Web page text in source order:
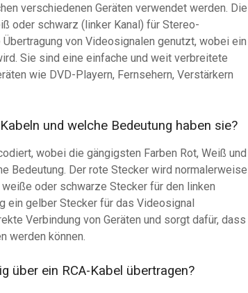
verschiedenen Geräten verwendet werden. Die
oder schwarz (linker Kanal) für Stereo-
von Videosignalen genutzt, wobei ein
Sie sind eine einfache und weit verbreitete
wie DVD-Playern, Fernsehern, Verstärkern
und welche Bedeutung haben sie?
wobei die gängigsten Farben Rot, Weiß und
Bedeutung. Der rote Stecker wird normalerweise
oder schwarze Stecker für den linken
ein gelber Stecker für das Videosignal
Verbindung von Geräten und sorgt dafür, dass
werden können.
über ein RCA-Kabel übertragen?